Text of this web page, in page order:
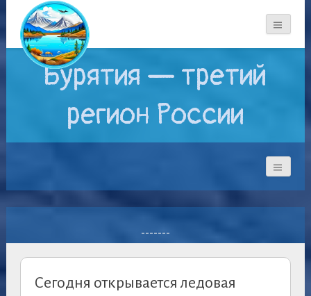
Бурятия — третий
регион России
-------
Сегодня открывается ледовая